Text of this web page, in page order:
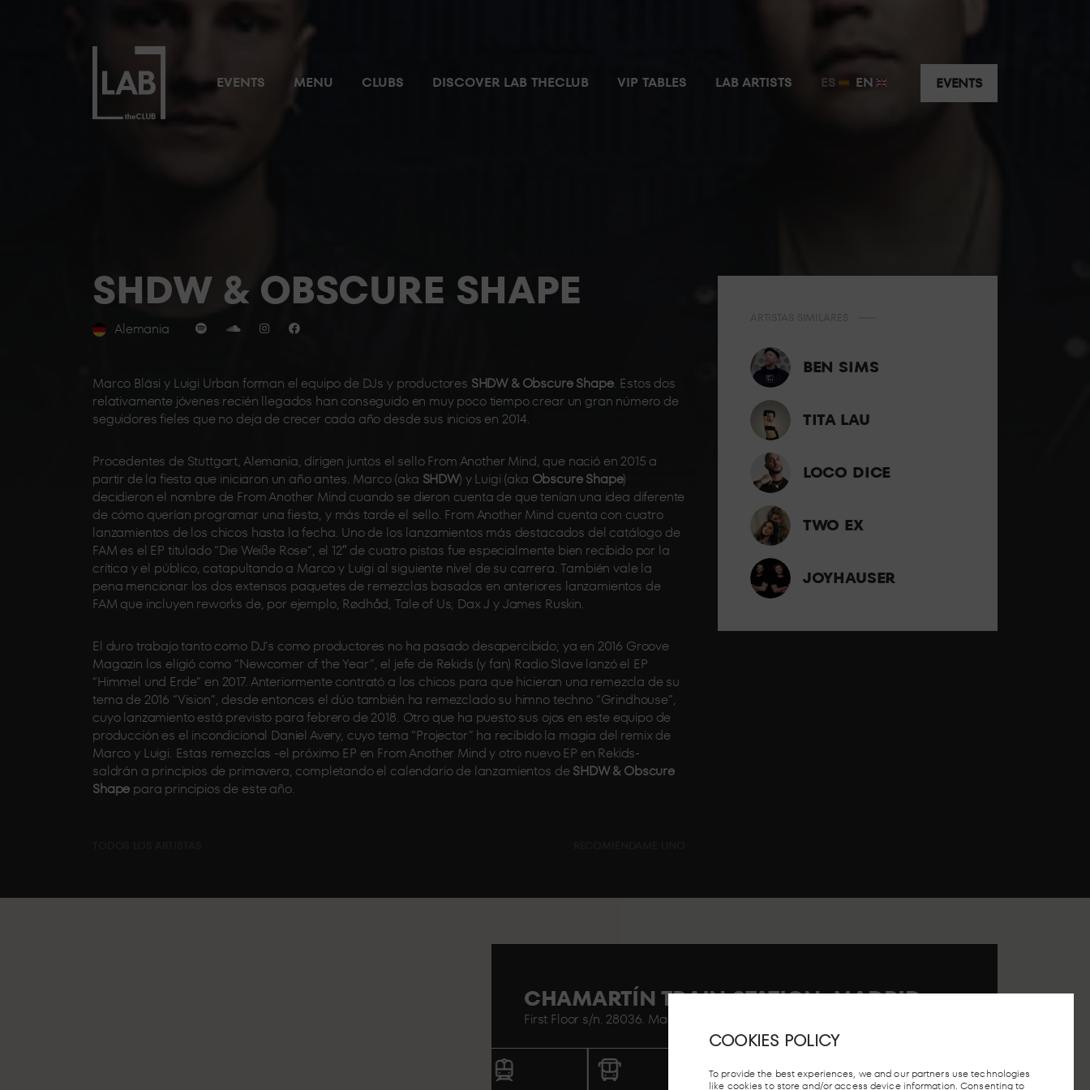
COOKIES POLICY
To provide the best experiences, we and our partners use technologies
like cookies to store and/or access device information. Consenting to
EVENTS MENU CLUBS DISCOVER LAB THECLUB VIP TABLES LAB ARTISTS ES EN EVENTS
SHDW & OBSCURE SHAPE
Alemania
Marco Bläsi y Luigi Urban forman el equipo de DJs y productores SHDW & Obscure Shape. Estos dos
relativamente jóvenes recién llegados han conseguido en muy poco tiempo crear un gran número de
seguidores fieles que no deja de crecer cada año desde sus inicios en 2014.
Procedentes de Stuttgart, Alemania, dirigen juntos el sello From Another Mind, que nació en 2015 a
partir de la fiesta que iniciaron un año antes. Marco (aka SHDW) y Luigi (aka Obscure Shape)
decidieron el nombre de From Another Mind cuando se dieron cuenta de que tenían una idea diferente
de cómo querían programar una fiesta, y más tarde el sello. From Another Mind cuenta con cuatro
lanzamientos de los chicos hasta la fecha. Uno de los lanzamientos más destacados del catálogo de
FAM es el EP titulado “Die Weiße Rose”, el 12″ de cuatro pistas fue especialmente bien recibido por la
crítica y el público, catapultando a Marco y Luigi al siguiente nivel de su carrera. También vale la
pena mencionar los dos extensos paquetes de remezclas basados en anteriores lanzamientos de
FAM que incluyen reworks de, por ejemplo, Rødhåd, Tale of Us, Dax J y James Ruskin.
El duro trabajo tanto como DJ’s como productores no ha pasado desapercibido; ya en 2016 Groove
Magazin los eligió como “Newcomer of the Year”, el jefe de Rekids (y fan) Radio Slave lanzó el EP
“Himmel und Erde” en 2017. Anteriormente contrató a los chicos para que hicieran una remezcla de su
tema de 2016 “Vision”, desde entonces el dúo también ha remezclado su himno techno “Grindhouse”,
cuyo lanzamiento está previsto para febrero de 2018. Otro que ha puesto sus ojos en este equipo de
producción es el incondicional Daniel Avery, cuyo tema “Projector” ha recibido la magia del remix de
Marco y Luigi. Estas remezclas -el próximo EP en From Another Mind y otro nuevo EP en Rekids-
saldrán a principios de primavera, completando el calendario de lanzamientos deSHDW & Obscure
Shape para principios de este año.
BEN SIMS
TITA LAU
LOCO DICE
TWO EX
JOYHAUSER
CHAMARTÍN TRAIN STATION, MADRID
First Floor s/n. 28036. Madrid..